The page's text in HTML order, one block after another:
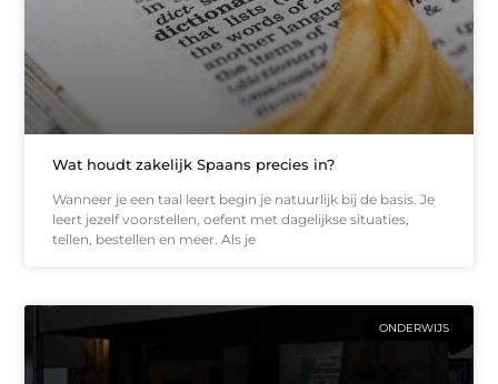
Wat houdt zakelijk Spaans precies in?
Wanneer je een taal leert begin je natuurlijk bij de basis. Je
leert jezelf voorstellen, oefent met dagelijkse situaties,
tellen, bestellen en meer. Als je
ONDERWIJS